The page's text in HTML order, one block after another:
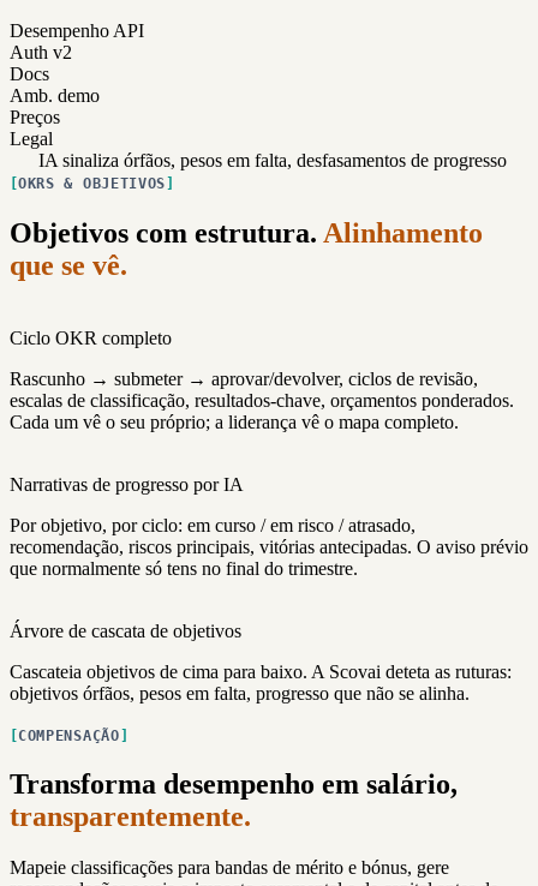
Desempenho API
Auth v2
Docs
Amb. demo
Preços
Legal
IA sinaliza órfãos, pesos em falta, desfasamentos de progresso
OKRS & OBJETIVOS
Objetivos com estrutura. Alinhamento
que se vê.
Ciclo OKR completo
Rascunho → submeter → aprovar/devolver, ciclos de revisão,
escalas de classificação, resultados-chave, orçamentos ponderados.
Cada um vê o seu próprio; a liderança vê o mapa completo.
Narrativas de progresso por IA
Por objetivo, por ciclo: em curso / em risco / atrasado,
recomendação, riscos principais, vitórias antecipadas. O aviso prévio
que normalmente só tens no final do trimestre.
Árvore de cascata de objetivos
Cascateia objetivos de cima para baixo. A Scovai deteta as ruturas:
objetivos órfãos, pesos em falta, progresso que não se alinha.
COMPENSAÇÃO
Transforma desempenho em salário,
transparentemente.
Mapeie classificações para bandas de mérito e bónus, gere